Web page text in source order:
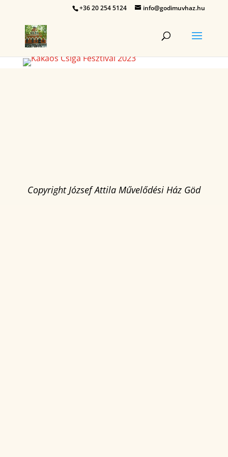
+36 20 254 5124 info@godimuvhaz.hu
Copyright József Attila Művelődési Ház Göd